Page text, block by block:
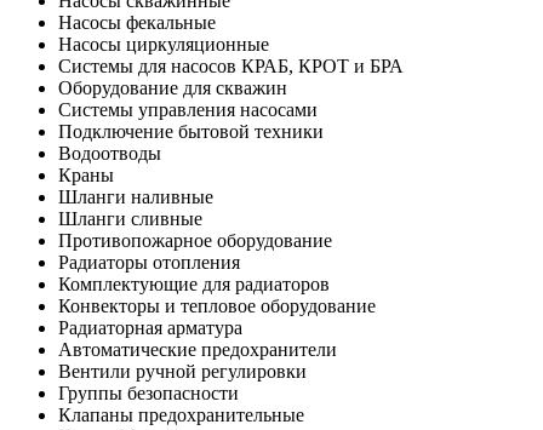
Насосы фекальные
Насосы циркуляционные
Системы для насосов КРАБ, КРОТ и БРА
Оборудование для скважин
Системы управления насосами
Подключение бытовой техники
Водоотводы
Краны
Шланги наливные
Шланги сливные
Противопожарное оборудование
Радиаторы отопления
Комплектующие для радиаторов
Конвекторы и тепловое оборудование
Радиаторная арматура
Автоматические предохранители
Вентили ручной регулировки
Группы безопасности
Клапаны предохранительные